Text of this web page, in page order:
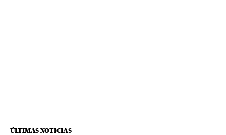
ÚLTIMAS NOTICIAS